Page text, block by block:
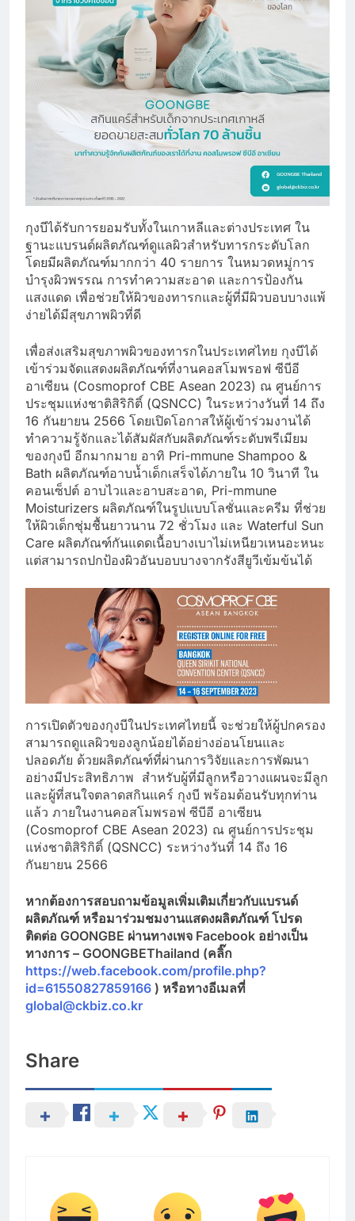
กุงบีได้รับการยอมรับทั้งในเกาหลีและต่างประเทศ ใน
ฐานะแบรนด์ผลิตภัณฑ์ดูแลผิวสำหรับทารกระดับโลก
โดยมีผลิตภัณฑ์มากกว่า 40 รายการ ในหมวดหมู่การ
บำรุงผิวพรรณ การทำความสะอาด และการป้องกัน
แสงแดด เพื่อช่วยให้ผิวของทารกและผู้ที่มีผิวบอบบางแพ้
ง่ายได้มีสุขภาพผิวที่ดี
เพื่อส่งเสริมสุขภาพผิวของทารกในประเทศไทย กุงบีได้
เข้าร่วมจัดแสดงผลิตภัณฑ์ที่งานคอสโมพรอฟ ซีบีอี
อาเซียน (Cosmoprof CBE Asean 2023) ณ ศูนย์การ
ประชุมแห่งชาติสิริกิติ์ (QSNCC) ในระหว่างวันที่ 14 ถึง
16 กันยายน 2566 โดยเปิดโอกาสให้ผู้เข้าร่วมงานได้
ทำความรู้จักและได้สัมผัสกับผลิตภัณฑ์ระดับพรีเมียม
ของกุงบี อีกมากมาย อาทิ Pri-mmune Shampoo &
Bath ผลิตภัณฑ์อาบน้ำเด็กเสร็จได้ภายใน 10 วินาที ใน
คอนเซ็ปต์ อาบไวและอาบสะอาด, Pri-mmune
Moisturizers ผลิตภัณฑ์ในรูปแบบโลชั่นและครีม ที่ช่วย
ให้ผิวเด็กชุ่มชื้นยาวนาน 72 ชั่วโมง และ Waterful Sun
Care ผลิตภัณฑ์กันแดดเนื้อบางเบาไม่เหนียวเหนอะหนะ
แต่สามารถปกป้องผิวอันบอบบางจากรังสียูวีเข้มข้นได้
การเปิดตัวของกุงบีในประเทศไทยนี้ จะช่วยให้ผู้ปกครอง
สามารถดูแลผิวของลูกน้อยได้อย่างอ่อนโยนและ
ปลอดภัย ด้วยผลิตภัณฑ์ที่ผ่านการวิจัยและการพัฒนา
อย่างมีประสิทธิภาพ สำหรับผู้ที่มีลูกหรือวางแผนจะมีลูก
และผู้ที่สนใจตลาดสกินแคร์ กุงบี พร้อมต้อนรับทุกท่าน
แล้ว ภายในงานคอสโมพรอฟ ซีบีอี อาเซียน
(Cosmoprof CBE Asean 2023) ณ ศูนย์การประชุม
แห่งชาติสิริกิติ์ (QSNCC) ระหว่างวันที่ 14 ถึง 16
กันยายน 2566
หากต้องการสอบถามข้อมูลเพิ่มเติมเกี่ยวกับแบรนด์
ผลิตภัณฑ์ หรือมาร่วมชมงานแสดงผลิตภัณฑ์ โปรด
ติดต่อ GOONGBE ผ่านทางเพจ Facebook อย่างเป็น
ทางการ – GOONGBEThailand (คลิ๊ก
https://web.facebook.com/profile.php?
id=61550827859166 ) หรือทางอีเมลที่
global@ckbiz.co.kr
Share